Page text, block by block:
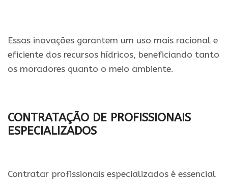
Essas inovações garantem um uso mais racional e
eficiente dos recursos hídricos, beneficiando tanto
os moradores quanto o meio ambiente.
CONTRATAÇÃO DE PROFISSIONAIS
ESPECIALIZADOS
Contratar profissionais especializados é essencial